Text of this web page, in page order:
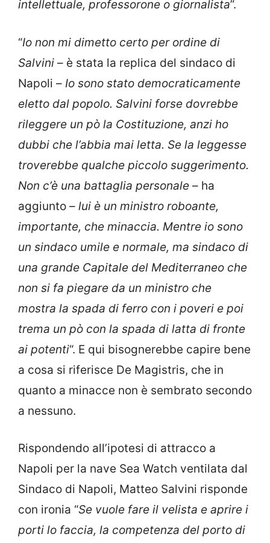
intellettuale, professorone o giornalista”.
“Io non mi dimetto certo per ordine di
Salvini – è stata la replica del sindaco di
Napoli – Io sono stato democraticamente
eletto dal popolo. Salvini forse dovrebbe
rileggere un pò la Costituzione, anzi ho
dubbi che l’abbia mai letta. Se la leggesse
troverebbe qualche piccolo suggerimento.
Non c’è una battaglia personale – ha
aggiunto – lui è un ministro roboante,
importante, che minaccia. Mentre io sono
un sindaco umile e normale, ma sindaco di
una grande Capitale del Mediterraneo che
non si fa piegare da un ministro che
mostra la spada di ferro con i poveri e poi
trema un pò con la spada di latta di fronte
ai potenti“. E qui bisognerebbe capire bene
a cosa si riferisce De Magistris, che in
quanto a minacce non è sembrato secondo
a nessuno.
Rispondendo all’ipotesi di attracco a
Napoli per la nave Sea Watch ventilata dal
Sindaco di Napoli, Matteo Salvini risponde
con ironia “Se vuole fare il velista e aprire i
porti lo faccia, la competenza del porto di